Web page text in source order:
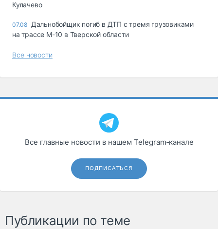
Кулачево
07.08 Дальнобойщик погиб в ДТП с тремя грузовиками
на трассе М-10 в Тверской области
Все новости
Все главные новости в нашем Telegram‑канале
ПОДПИСАТЬСЯ
Публикации по теме